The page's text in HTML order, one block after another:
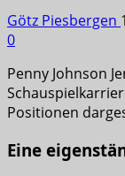
Götz Piesbergen
0
Penny Johnson
Positionen
Eine